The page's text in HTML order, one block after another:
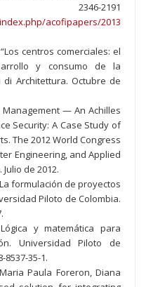
2191
acofipapers/2013
centros comerciales: el
y consumo de la
di Architettura. Octubre de
Management — An Achilles
Security: A Case Study of
The 2012 World Congress
Engineering, and Applied
Julio de 2012.
formulación de proyectos
Piloto de Colombia.
y matemática para
Universidad Piloto de
8537-35-1.
Paula Foreron, Diana